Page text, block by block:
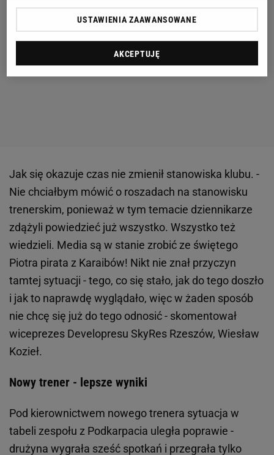
Jak się okazuje czas nie zmienił stanowiska klubu. -
Nie chciałbym mówić o roszadach na stanowisku
trenerskim, ponieważ w tym temacie dziennikarze
zdążyli powiedzieć już wszystko. Wszystko też
wiedzieli. Media są w stanie zrobić ze świętego
Piotra pirata z Karaibów! Nikt nie znał przyczyn
tamtej sytuacji - tego, co się stało, jak do tego doszło
i jak to naprawdę wyglądało, więc w żaden sposób
nie chcę się już do tego odnosić - skomentował
wiceprezes Developresu SkyRes Rzeszów, Wiesław
Kozieł.
Nowy trener - lepsze wyniki
Pod kierownictwem nowego trenera sytuacja w
tabeli zespołu z Podkarpacia uległa poprawie -
drużyna wygrała sześć spotkań i przegrała tylko
USTAWIENIA ZAAWANSOWANE
AKCEPTUJĘ